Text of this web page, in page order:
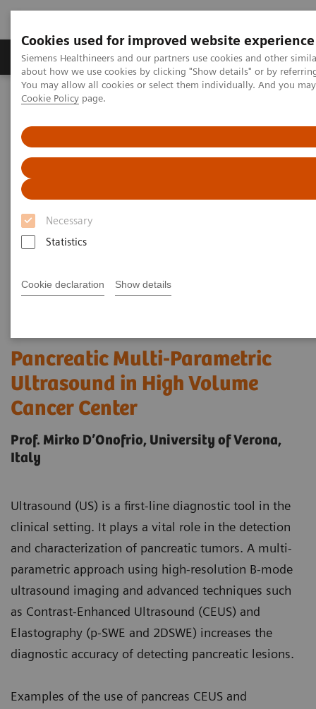
Cookies used for improved website experience
Siemens Healthineers and our partners use cookies and other
about how we use cookies by clicking "Show details" or by
You may allow all cookies or select them individually. And you
Cookie Policy page.
Necessary
Statistics
Cookie declaration Show details
Produtos e serviços Especialidades Clínicas e
Siemens Healthineers Brasil
Pancreatic Multi-Parametric Ultrasound in High Volume Cancer
Center
Pancreatic Multi-Parametric
Ultrasound in High Volume
Cancer Center
Prof. Mirko D’Onofrio, University of Verona,
Italy
Ultrasound (US) is a first-line diagnostic tool in the
clinical setting. It plays a vital role in the detection
and characterization of pancreatic tumors. A multi-
parametric approach using high-resolution B-mode
ultrasound imaging and advanced techniques such
as Contrast-Enhanced Ultrasound (CEUS) and
Elastography (p-SWE and 2DSWE) increases the
diagnostic accuracy of detecting pancreatic lesions.
Examples of the use of pancreas CEUS and